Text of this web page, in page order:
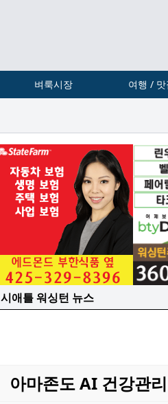
벼룩시장 여행 /
시애틀 워싱턴 뉴스
아마존도 AI 건강관